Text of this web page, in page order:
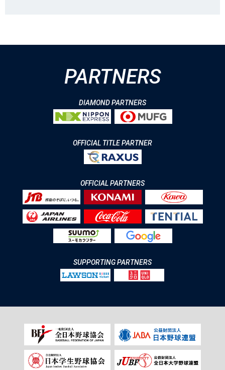
PARTNERS
DIAMOND PARTNERS
OFFICIAL TITLE PARTNER
OFFICIAL PARTNERS
SUPPORTING PARTNERS